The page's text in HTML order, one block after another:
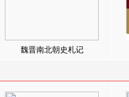
魏晋南北朝史札记